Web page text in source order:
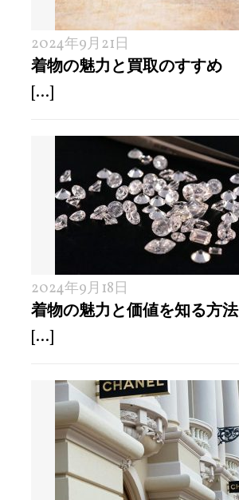
2024年9月21日
着物の魅力と買取のすすめ
[...]
2024年9月18日
着物の魅力と価値を知る方法
[...]